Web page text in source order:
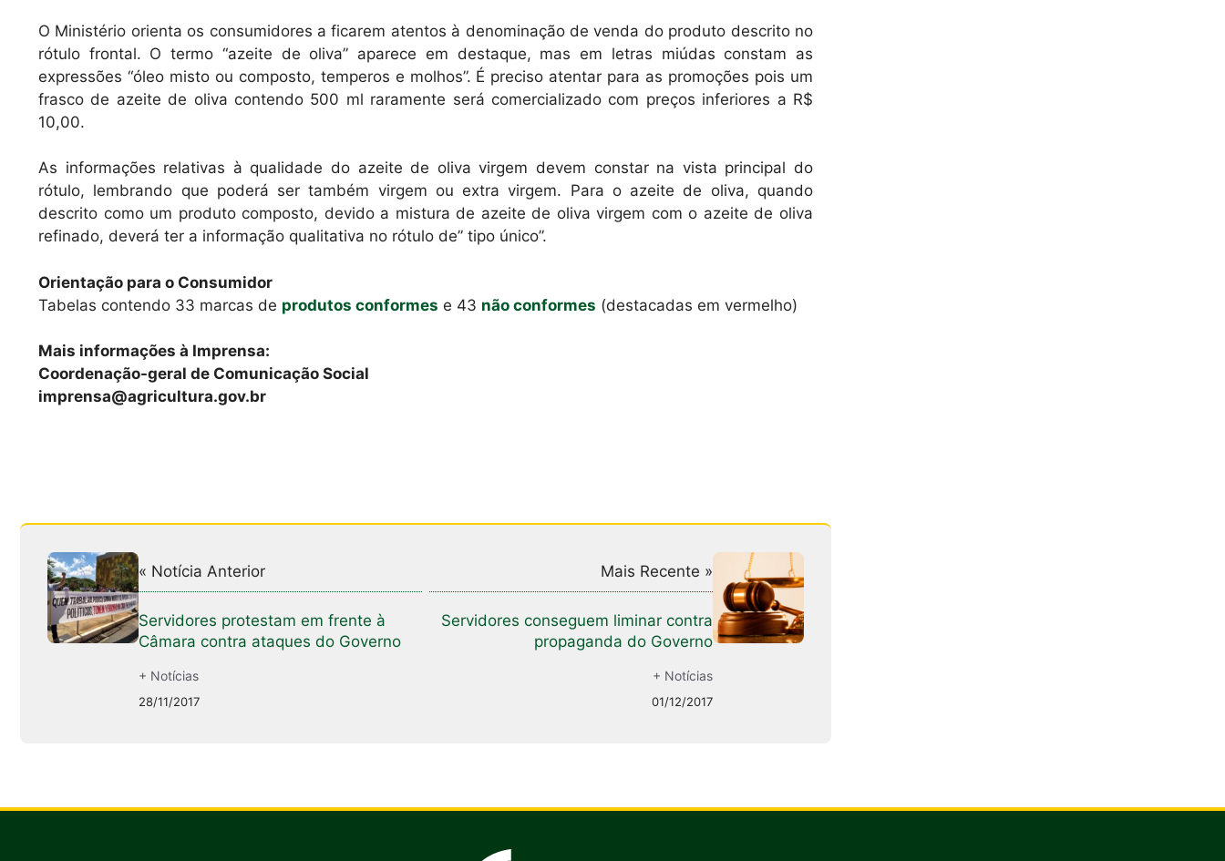
O Ministério orienta os consumidores a ficarem atentos à denominação de venda do produto descrito no
rótulo frontal. O termo “azeite de oliva” aparece em destaque, mas em letras miúdas constam as
expressões “óleo misto ou composto, temperos e molhos”. É preciso atentar para as promoções pois um
frasco de azeite de oliva contendo 500 ml raramente será comercializado com preços inferiores a R$
10,00.
As informações relativas à qualidade do azeite de oliva virgem devem constar na vista principal do
rótulo, lembrando que poderá ser também virgem ou extra virgem. Para o azeite de oliva, quando
descrito como um produto composto, devido a mistura de azeite de oliva virgem com o azeite de oliva
refinado, deverá ter a informação qualitativa no rótulo de” tipo único”.
Orientação para o Consumidor
Tabelas contendo 33 marcas de produtos conformes e 43 não conformes (destacadas em vermelho)
Mais informações à Imprensa:
Coordenação-geral de Comunicação Social
imprensa@agricultura.gov.br
« Notícia Anterior
Servidores protestam em frente à
Câmara contra ataques do Governo
+ Notícias
28/11/2017
Mais Recente »
Servidores conseguem liminar contra
propaganda do Governo
+ Notícias
01/12/2017